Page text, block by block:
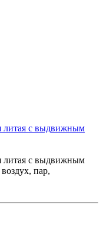
литая с выдвижным
литая с выдвижным
пар,